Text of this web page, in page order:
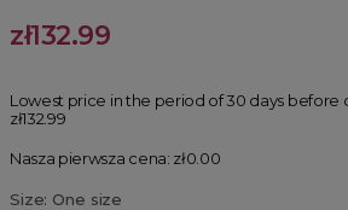
zł132.99
Lowest price in the period of 30 days before
zł132.99
Nasza pierwsza cena: zł0.00
Size: One size